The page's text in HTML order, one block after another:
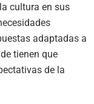
cultura en sus
adaptadas a
tienen que
de la